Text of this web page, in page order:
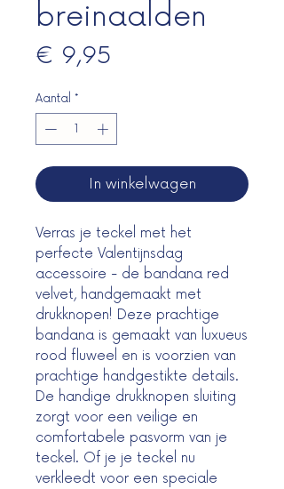
breinaalden
€ 9,95
Aantal *
In winkelwagen
Verras je teckel met het
perfecte Valentijnsdag
accessoire - de bandana red
velvet, handgemaakt met
drukknopen! Deze prachtige
bandana is gemaakt van luxueus
rood fluweel en is voorzien van
prachtige handgestikte details.
De handige drukknopen sluiting
zorgt voor een veilige en
comfortabele pasvorm van je
teckel. Of je je teckel nu
verkleedt voor een speciale